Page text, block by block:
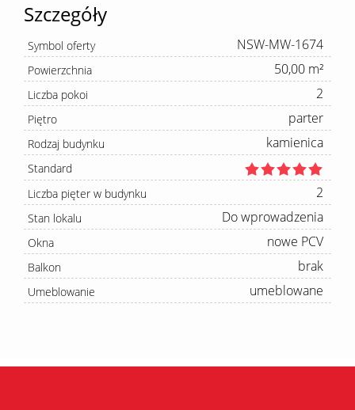
Szczegóły
Symbol oferty NSW-MW-1674
Powierzchnia 50,00 m²
Liczba pokoi 2
Piętro parter
Rodzaj budynku kamienica
Standard
Liczba pięter w budynku
2
Stan lokalu Do wprowadzenia
Okna nowe PCV
Balkon brak
Umeblowanie umeblowane